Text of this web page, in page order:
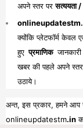
अपने स्तर पर
क्योंकि प्लेटफॉर्म केवल
हुए प्रमाणिक
खबर की पहले अपने
उठाये।
अन्त, इस प्रकार, हमने आप
onlineupdatestm.in